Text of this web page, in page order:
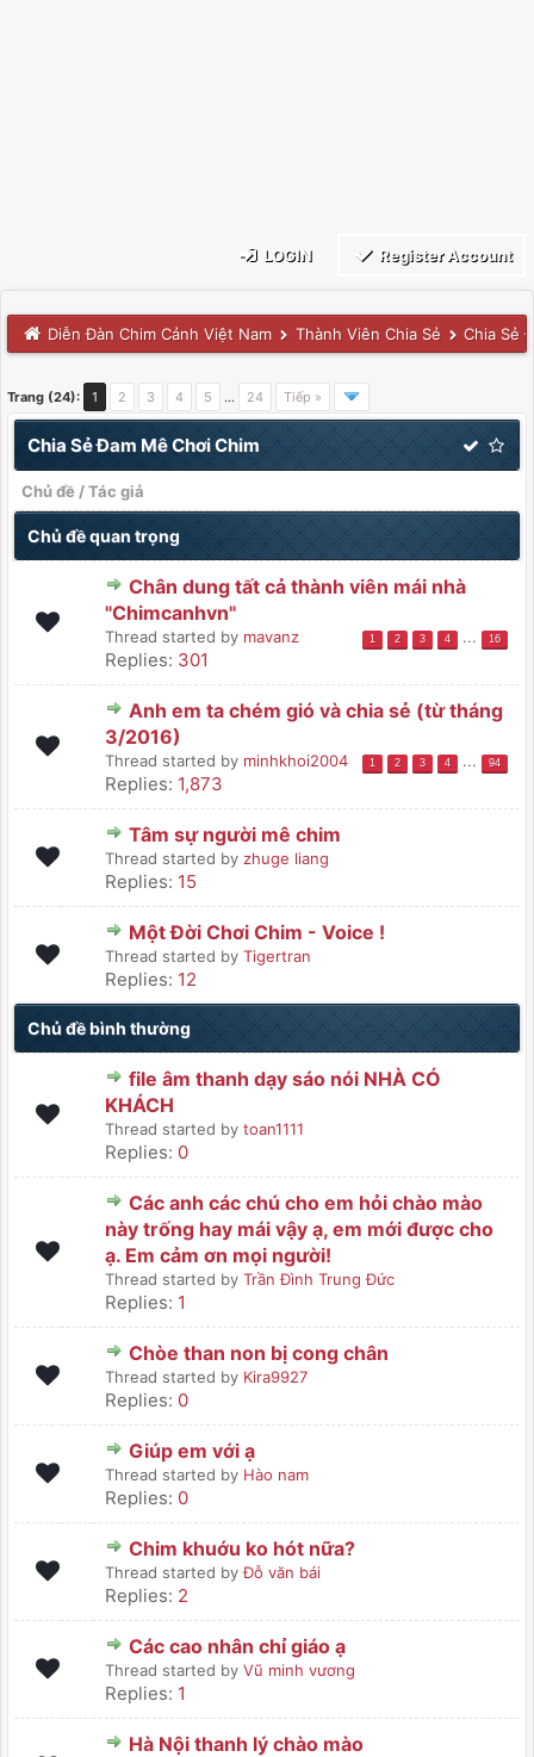
LOGIN Register Account
Diễn Đàn Chim Cảnh Việt Nam Thành Viên Chia Sẻ Chia Sẻ
Trang (24): 1 2 3 4 5 … 24 Tiếp »
Chia Sẻ Đam Mê Chơi Chim
Chủ đề /Tác giả
Chủ đề quan trọng
Chân dung tất cả thành viên mái nhà
"Chimcanhvn"
Thread started by mavanz 1 2 3 4 ... 16
Replies: 301
Anh em ta chém gió và chia sẻ (từ tháng
3/2016)
Thread started by minhkhoi2004 1 2 3 4 ... 94
Replies: 1,873
Tâm sự người mê chim
Thread started by zhuge liang
Replies: 15
Một Đời Chơi Chim - Voice !
Thread started by Tigertran
Replies: 12
Chủ đề bình thường
file âm thanh dạy sáo nói NHÀ CÓ
KHÁCH
Thread started by toan1111
Replies: 0
Các anh các chú cho em hỏi chào mào
này trống hay mái vậy ạ, em mới được cho
ạ. Em cảm ơn mọi người!
Thread started by Trần Đình Trung Đức
Replies: 1
Chòe than non bị cong chân
Thread started by Kira9927
Replies: 0
Giúp em với ạ
Thread started by Hào nam
Replies: 0
Chim khuớu ko hót nữa?
Thread started byĐỗ văn bái
Replies: 2
Các cao nhân chỉ giáo ạ
Thread started by Vũ minh vương
Replies: 1
Hà Nội thanh lý chào mào